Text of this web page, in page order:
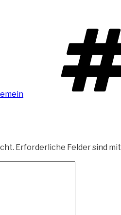
Erforderliche Felder sind mit